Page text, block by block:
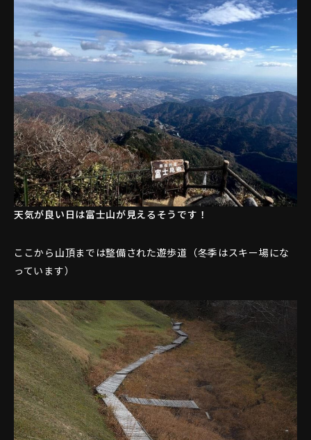
天気が良い日は富士山が見えるそうです！
ここから山頂までは整備された遊歩道（冬季はスキー場にな
っています）